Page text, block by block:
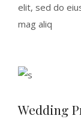
elit, sed do
mag aliq
Wedding